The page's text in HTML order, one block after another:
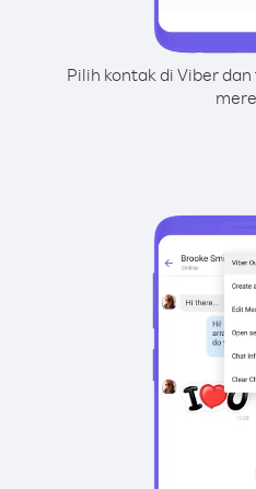
Pilih kontak di Viber